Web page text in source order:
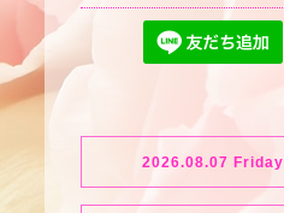
2026.08.07 Friday